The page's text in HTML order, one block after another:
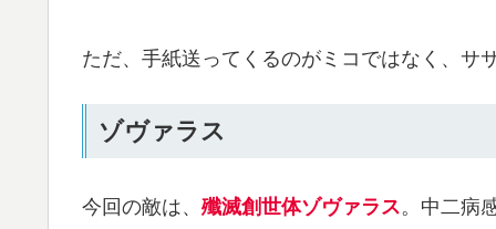
ただ、手紙送ってくるのがミコではなく、サ
ゾヴァラス
今回の敵は、 殲滅創世体ゾヴァラス。中二病